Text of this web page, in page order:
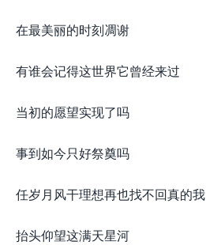
在最美丽的时刻凋谢
有谁会记得这世界它曾经来过
当初的愿望实现了吗
事到如今只好祭奠吗
任岁月风干理想再也找不回真的我
抬头仰望这满天星河